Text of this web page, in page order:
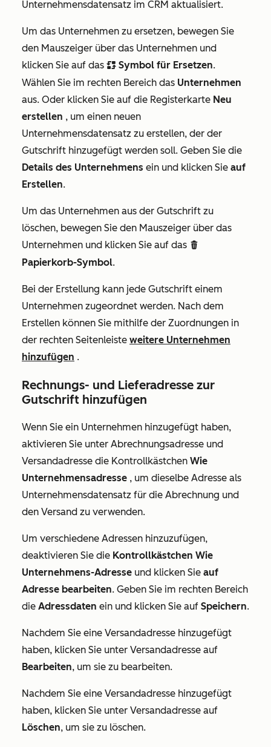
Unternehmensdatensatz im CRM aktualisiert.
Um das Unternehmen zu ersetzen, bewegen Sie
den Mauszeiger über das Unternehmen und
klicken Sie auf das replace Symbol für Ersetzen.
Wählen Sie im rechten Bereich das Unternehmen
aus. Oder klicken Sie auf die Registerkarte Neu
erstellen , um einen neuen
Unternehmensdatensatz zu erstellen, der der
Gutschrift hinzugefügt werden soll. Geben Sie die
Details des Unternehmens ein und klicken Sie auf
Erstellen.
Um das Unternehmen aus der Gutschrift zu
löschen, bewegen Sie den Mauszeiger über das
Unternehmen und klicken Sie auf das delete
Papierkorb-Symbol.
Bei der Erstellung kann jede Gutschrift einem
Unternehmen zugeordnet werden. Nach dem
Erstellen können Sie mithilfe der Zuordnungen in
der rechten Seitenleiste weitere Unternehmen
hinzufügen .
Rechnungs- und Lieferadresse zur
Gutschrift hinzufügen
Wenn Sie ein Unternehmen hinzugefügt haben,
aktivieren Sie unter Abrechnungsadresse und
Versandadresse die Kontrollkästchen Wie
Unternehmensadresse , um dieselbe Adresse als
Unternehmensdatensatz für die Abrechnung und
den Versand zu verwenden.
Um verschiedene Adressen hinzuzufügen,
deaktivieren Sie die Kontrollkästchen Wie
Unternehmens-Adresse und klicken Sie auf
Adresse bearbeiten. Geben Sie im rechten Bereich
die Adressdaten ein und klicken Sie auf Speichern.
Nachdem Sie eine Versandadresse hinzugefügt
haben, klicken Sie unter Versandadresse auf
Bearbeiten, um sie zu bearbeiten.
Nachdem Sie eine Versandadresse hinzugefügt
haben, klicken Sie unter Versandadresse auf
Löschen, um sie zu löschen.